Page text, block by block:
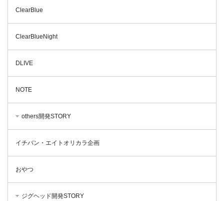
ClearBlue
ClearBlueNight
DLIVE
NOTE
others開発STORY
イチバン・エイトオリカラ企画
おやつ
ジグヘッド開発STORY